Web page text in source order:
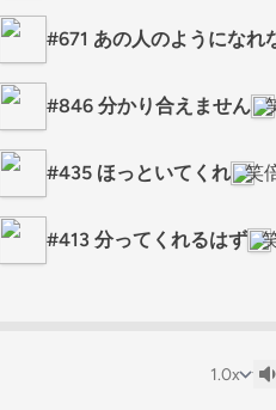
#671 あの人のようになれ
#846 分かり合えません
#435 ほっといてくれ 笑
#413 分ってくれるはず